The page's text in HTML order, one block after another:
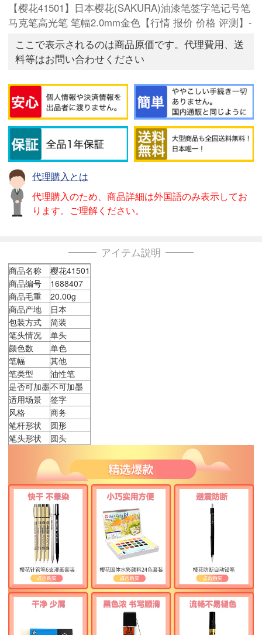
【樱花41501】日本樱花(SAKURA)油漆笔签字笔记号笔
马克笔高光笔 笔幅2.0mm金色【行情 报价 价格 评测】-
ここで表示されるのは商品原価です。代理費用、送
料等はお問い合わせください
代理購入とは
代理購入のため、商品詳細は外国語のみ表示してお
ります。ご理解ください。
アイテム説明
商品名称
樱花41501
商品编号
1688407
商品毛重
20.00g
商品产地
日本
包装方式
简装
笔头情况
单头
颜色数
单色
笔幅
其他
笔类型
油性笔
是否可加墨不可加墨
适用场景
签字
风格
商务
笔杆形状
圆形
笔头形状
圆头